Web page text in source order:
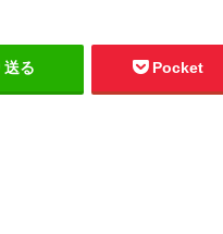
送る Pocket